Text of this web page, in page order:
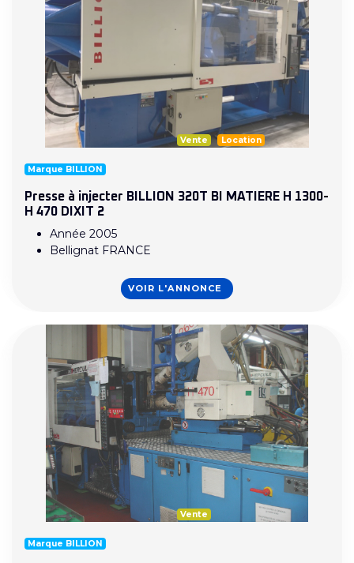
Vente Location
Marque BILLION
Presse à injecter BILLION 320T BI MATIERE H 1300-
H 470 DIXIT 2
Année 2005
Bellignat FRANCE
VOIR L'ANNONCE
Vente
Marque BILLION